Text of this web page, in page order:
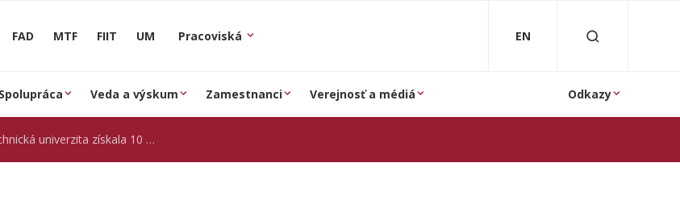
FAD MTF FIIT UM Pracoviská EN
Spolupráca Veda a výskum Zamestnanci Verejnosť a médiá Odkazy
získala 10 miliónový výskumný grant